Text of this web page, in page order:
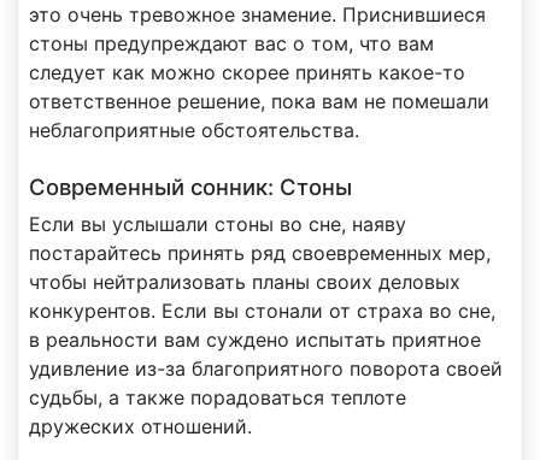
это очень тревожное знамение. Приснившиеся
стоны предупреждают вас о том, что вам
следует как можно скорее принять какое-то
ответственное решение, пока вам не помешали
неблагоприятные обстоятельства.
Современный сонник: Стоны
Если вы услышали стоны во сне, наяву
постарайтесь принять ряд своевременных мер,
чтобы нейтрализовать планы своих деловых
конкурентов. Если вы стонали от страха во сне,
в реальности вам суждено испытать приятное
удивление из-за благоприятного поворота своей
судьбы, а также порадоваться теплоте
дружеских отношений.